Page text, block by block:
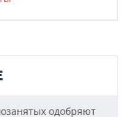
одобряют